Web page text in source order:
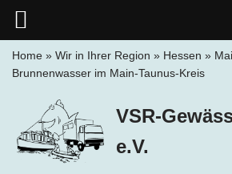
springen
Home » Wir in Ihrer Region » Hessen »
Brunnenwasser im Main-Taunus-Kreis
VSR-
e.V.